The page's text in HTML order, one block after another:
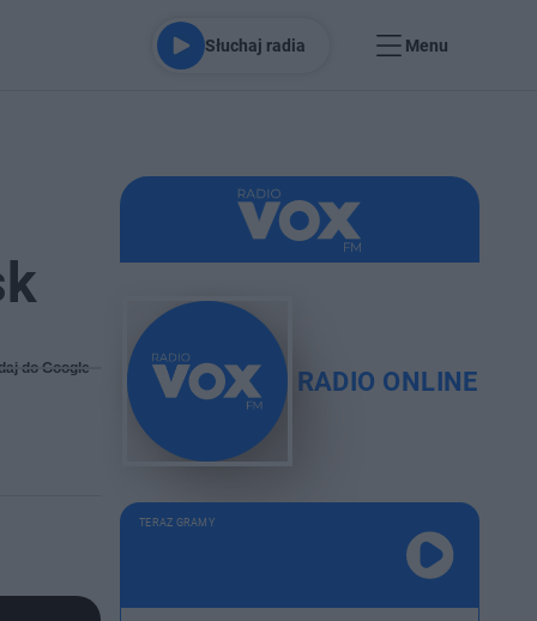
Słuchaj radia Menu
do Google RADIO ONLINE
TERAZ GRAMY